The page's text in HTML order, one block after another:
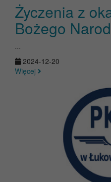
Życzenia z
Bożego
...
2024-12-20
Więcej